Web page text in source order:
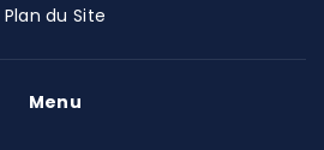
Plan du Site
Menu